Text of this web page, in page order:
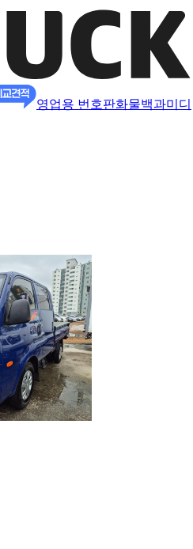
영업용 번호판화물백과미디